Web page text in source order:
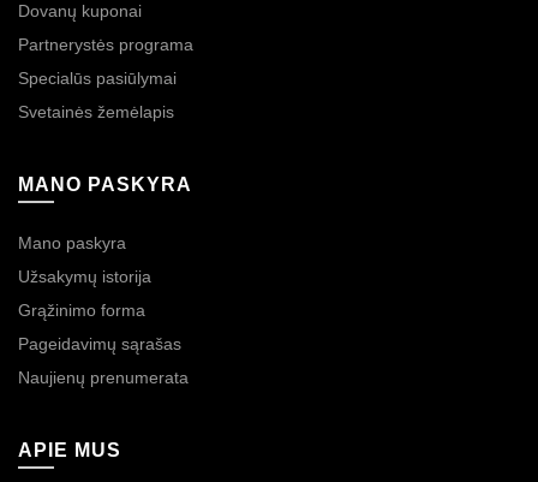
Dovanų kuponai
Partnerystės programa
Specialūs pasiūlymai
Svetainės žemėlapis
MANO PASKYRA
Mano paskyra
Užsakymų istorija
Grąžinimo forma
Pageidavimų sąrašas
Naujienų prenumerata
APIE MUS